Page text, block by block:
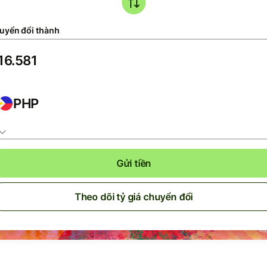
đổi thành
PHP
Gửi tiền
Theo dõi tỷ giá chuyển đổi